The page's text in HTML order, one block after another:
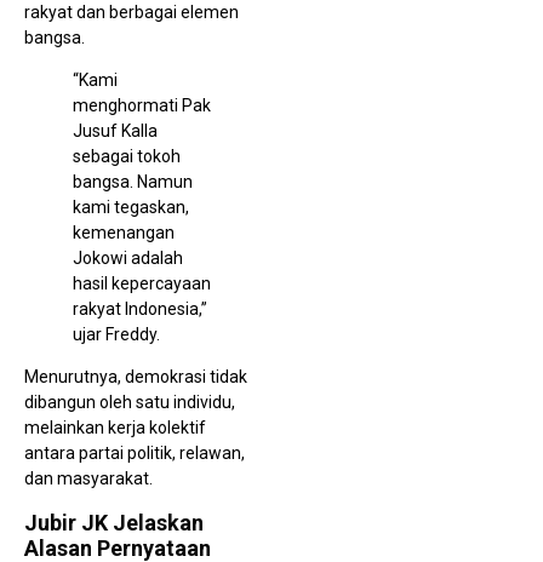
rakyat dan berbagai elemen
bangsa.
“Kami
menghormati Pak
Jusuf Kalla
sebagai tokoh
bangsa. Namun
kami tegaskan,
kemenangan
Jokowi adalah
hasil kepercayaan
rakyat Indonesia,”
ujar Freddy.
Menurutnya, demokrasi tidak
dibangun oleh satu individu,
melainkan kerja kolektif
antara partai politik, relawan,
dan masyarakat.
Jubir JK Jelaskan
Alasan Pernyataan